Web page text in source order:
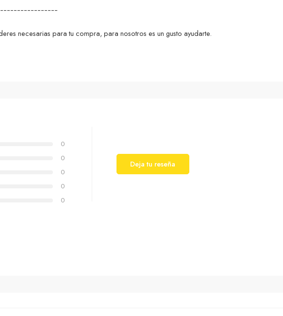
necesarias para tu compra, para nosotros es un gusto ayudarte.
0
0
0
0
0
Deja tu reseña